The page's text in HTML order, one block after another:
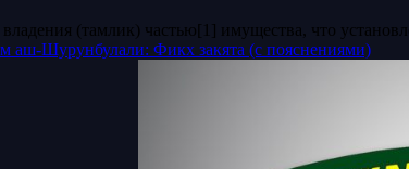
владения (тамлик) частью[1] имущества, что
аш-Шурунбулали: Фикх закята (с пояснениями)